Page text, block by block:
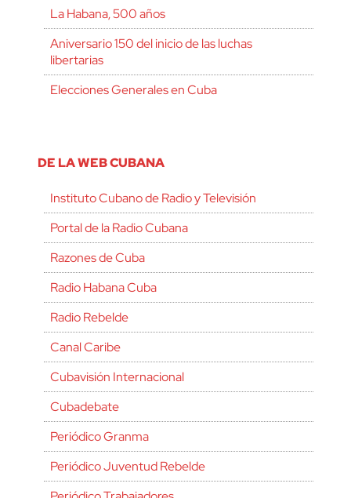
La Habana, 500 años
Aniversario 150 del inicio de las luchas
libertarias
Elecciones Generales en Cuba
DE LA WEB CUBANA
Instituto Cubano de Radio y Televisión
Portal de la Radio Cubana
Razones de Cuba
Radio Habana Cuba
Radio Rebelde
Canal Caribe
Cubavisión Internacional
Cubadebate
Periódico Granma
Periódico Juventud Rebelde